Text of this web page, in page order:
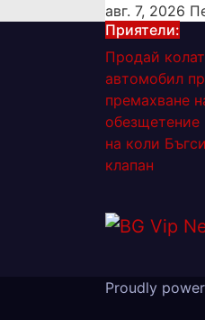
авг. 7, 2026
Приятели:
Продай
автомобил
премахване
обезщетение
на коли
клапан
Proudly